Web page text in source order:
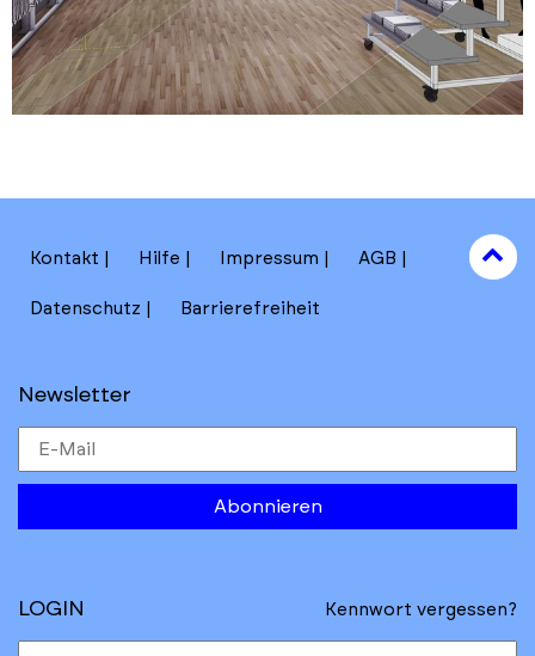
Kontakt Hilfe Impressum AGB
Datenschutz Barrierefreiheit
Newsletter
Abonnieren
to
top
LOGIN Kennwort vergessen?